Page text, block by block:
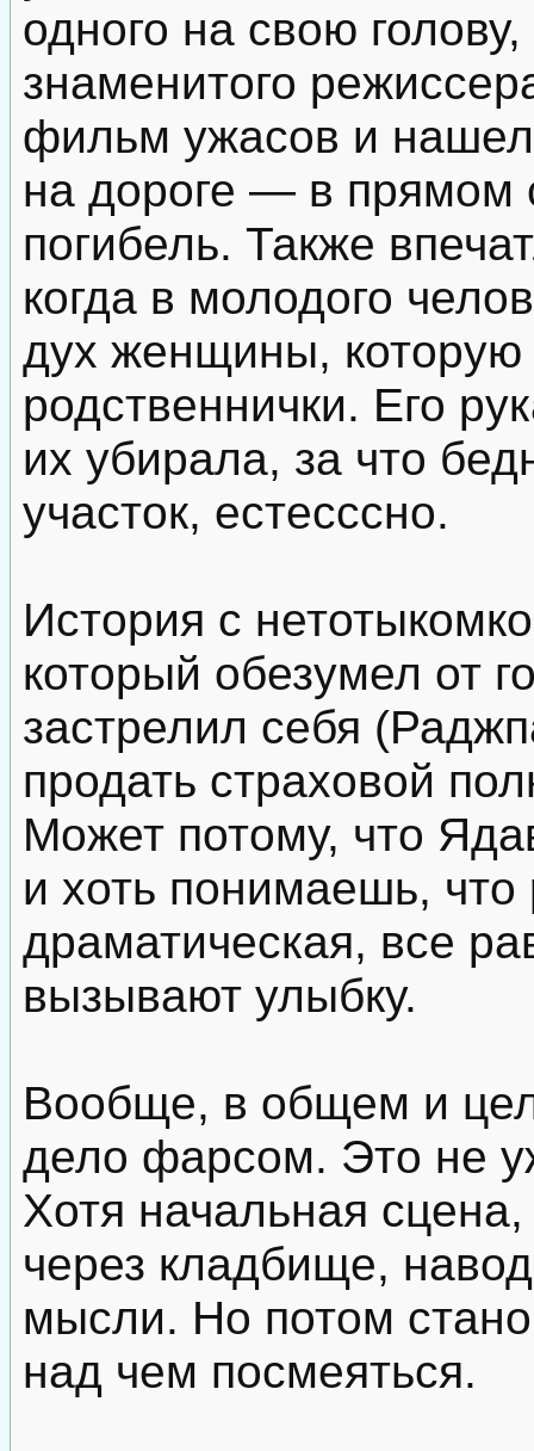
одного на свою
знаменитого
фильм ужасов и
на дороге — в
погибель. Также
когда в молодого
дух женщины,
родственнички. Его
их убирала, за что
участок, естесссно.
История с
который обезумел от
застрелил себя
продать страховой
Может потому, что
и хоть понимаешь, что
драматическая, все
вызывают улыбку.
Вообще, в общем и
дело фарсом. Это не
Хотя начальная
через кладбище,
мысли. Но потом
над чем посмеяться.